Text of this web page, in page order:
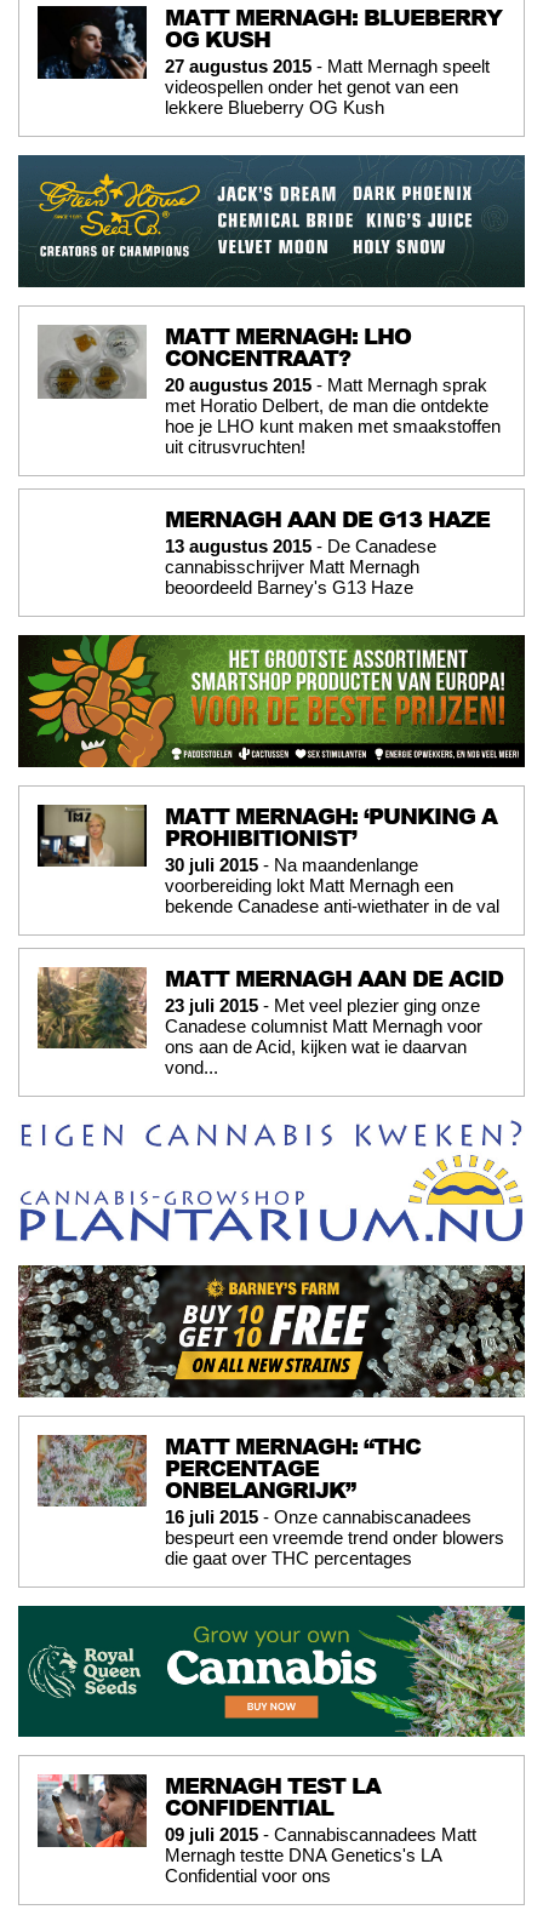
MATT MERNAGH: BLUEBERRY
OG KUSH
27 augustus 2015 - Matt Mernagh speelt
videospellen onder het genot van een
lekkere Blueberry OG Kush
MATT MERNAGH: LHO
CONCENTRAAT?
20 augustus 2015 - Matt Mernagh sprak
met Horatio Delbert, de man die ontdekte
hoe je LHO kunt maken met smaakstoffen
uit citrusvruchten!
MERNAGH AAN DE G13 HAZE
13 augustus 2015 - De Canadese
cannabisschrijver Matt Mernagh
beoordeeld Barney's G13 Haze
MATT MERNAGH: ‘PUNKING A
PROHIBITIONIST’
30 juli 2015 - Na maandenlange
voorbereiding lokt Matt Mernagh een
bekende Canadese anti-wiethater in de val
MATT MERNAGH AAN DE ACID
23 juli 2015 - Met veel plezier ging onze
Canadese columnist Matt Mernagh voor
ons aan de Acid, kijken wat ie daarvan
vond...
MATT MERNAGH: “THC
PERCENTAGE
ONBELANGRIJK”
16 juli 2015 - Onze cannabiscanadees
bespeurt een vreemde trend onder blowers
die gaat over THC percentages
MERNAGH TEST LA
CONFIDENTIAL
09 juli 2015 - Cannabiscannadees Matt
Mernagh testte DNA Genetics's LA
Confidential voor ons